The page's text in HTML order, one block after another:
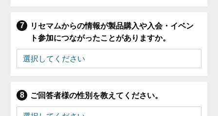
リセマムからの情報が製品購入や入会・イベン
ト参加につながったことがありますか。
ご回答者様の性別を教えてください。